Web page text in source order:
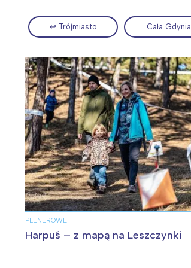
Wiosenny koncert ptaków na płocie
↩ Trójmiasto Cała Gdynia
PLENEROWE
Harpuś – z mapą na Leszczynki